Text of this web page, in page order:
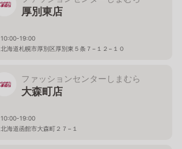
厚別東店
10:00-19:00
北海道札幌市厚別区厚別東５条７−１２−１０
ファッションセンターしまむら
大森町店
10:00-19:00
北海道函館市大森町２７−１